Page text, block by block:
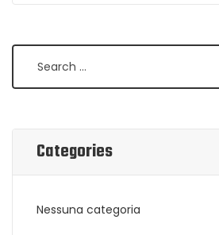
Categories
Nessuna categoria